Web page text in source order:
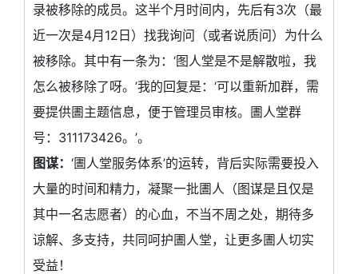
录被移除的成员。这半个月时间内，先后有3次（最
近一次是4月12日）找我询问（或者说质问）为什么
被移除。其中有一条为：‘图人堂是不是解散啦，我
怎么被移除了呀。’我的回复是：‘可以重新加群，需
要提供圕主题信息，便于管理员审核。圕人堂群
号：311173426。’。
图谋： ‘圕人堂服务体系’的运转，背后实际需要投入
大量的时间和精力，凝聚一批圕人（图谋是且仅是
其中一名志愿者）的心血，不当不周之处，期待多
谅解、多支持，共同呵护圕人堂，让更多圕人切实
受益！